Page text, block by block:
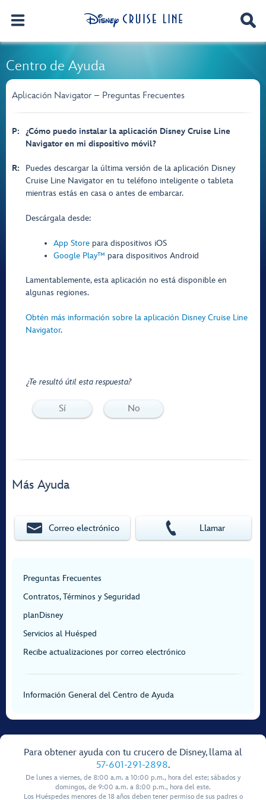
Centro de Ayuda
Aplicación Navigator – Preguntas Frecuentes
P:
¿Cómo puedo instalar la aplicación Disney Cruise Line
Navigator en mi dispositivo móvil?
R:
Puedes descargar la última versión de la aplicación Disney
Cruise Line Navigator en tu teléfono inteligente o tableta
mientras estás en casa o antes de embarcar.
Descárgala desde:
App Storepara dispositivos iOS
Google Play™ para dispositivos Android
Lamentablemente, esta aplicación no está disponible en
algunas regiones.
Obtén más información sobre la aplicación Disney Cruise Line
Navigator.
¿Te resultó útil esta respuesta?
Sí No
Más Ayuda
Correo electrónico Llamar
Preguntas Frecuentes
Contratos, Términos y Seguridad
planDisney
Servicios al Huésped
Recibe actualizaciones por correo electrónico
Información General del Centro de Ayuda
Para obtener ayuda con tu crucero de Disney, llama al
57-601-291-2898.
De lunes a viernes, de 8:00 a.m. a 10:00 p.m., hora del este; sábados y
domingos, de 9:00 a.m. a 8:00 p.m., hora del este.
Los Huéspedes menores de 18 años deben tener permiso de sus padres o